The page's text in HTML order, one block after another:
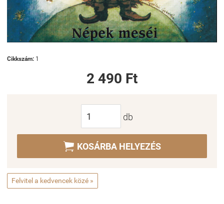
Cikkszám: 1
2 490 Ft
db
 KOSÁRBA HELYEZÉS
Felvitel a kedvencek közé »